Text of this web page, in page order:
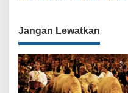
Jangan Lewatkan